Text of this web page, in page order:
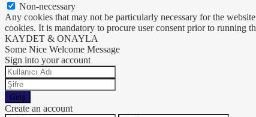
Non-necessary
Any cookies that may not be particularly necessary for the
cookies. It is mandatory to procure user consent prior to running
KAYDET & ONAYLA
Some Nice Welcome Message
Sign into your account
Giriş
Create an account